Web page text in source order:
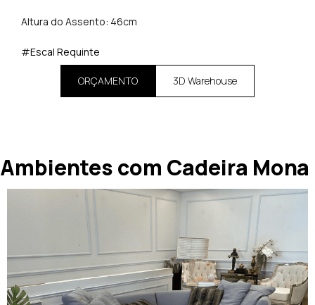
Altura do Assento: 46cm
#Escal Requinte
ORÇAMENTO 3D Warehouse
Ambientes com Cadeira Mona